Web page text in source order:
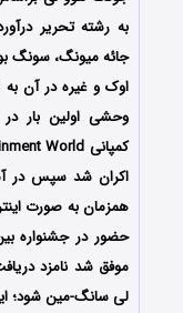
به رشته تحریر
جائه میونگ، سونگ
اوک و غیره در آن به
وحشی اولین
اکران شد سپس در
همزمان به صورت
موفق شد نامزد
لی سانگ-مین شود؛